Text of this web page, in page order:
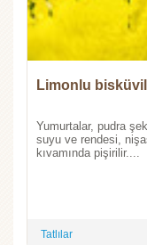
Limonlu
Yumurtalar, pudra
suyu ve rendesi,
kıvamında pişirilir....
Tatlılar